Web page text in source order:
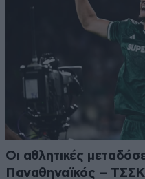
Οι αθλητικές
Παναθηναϊκός –